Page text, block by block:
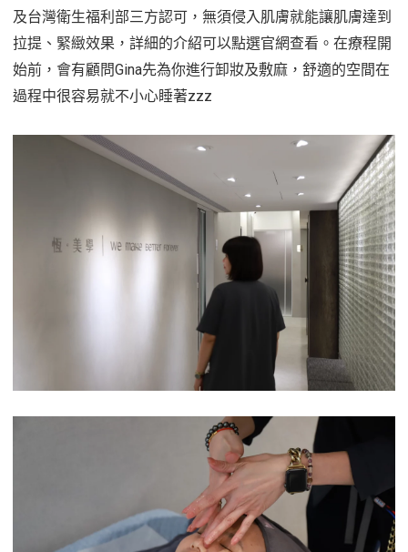
及台灣衛生福利部三方認可，無須侵入肌膚就能讓肌膚達到
拉提、緊緻效果，詳細的介紹可以點選官網查看。在療程開
始前，會有顧問Gina先為你進行卸妝及敷麻，舒適的空間在
過程中很容易就不小心睡著zzz